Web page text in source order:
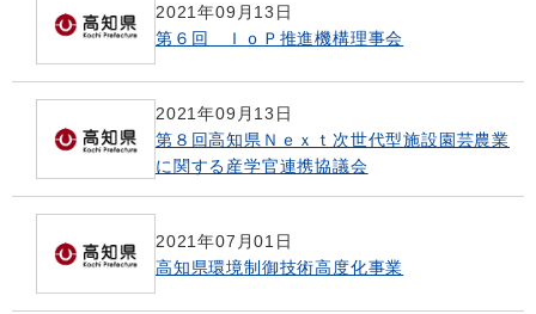
2021年09月13日
第６回 ＩｏＰ推進機構理事会
2021年09月13日
第８回高知県Ｎｅｘｔ次世代型施設園芸農業
に関する産学官連携協議会
2021年07月01日
高知県環境制御技術高度化事業